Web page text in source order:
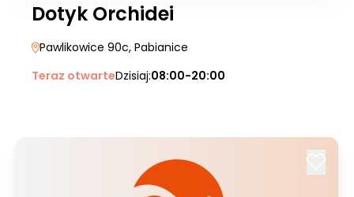
Dotyk Orchidei
Pawlikowice 90c, Pabianice
Teraz otwarteDzisiaj:08:00-20:00